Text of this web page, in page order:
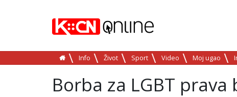
Info Život Sport Video Moj ugao
Borba za LGBT